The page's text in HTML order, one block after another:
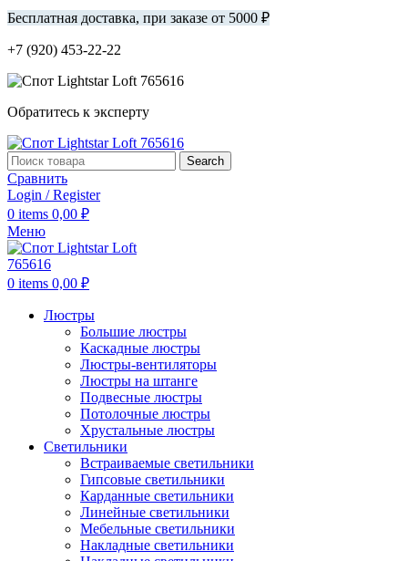
Бесплатная доставка, при заказе от 5000 ₽
+7 (920) 453-22-22
Обратитесь к эксперту
Search
Сравнить
Login / Register
0 items 0,00 ₽
Меню
0 items 0,00 ₽
Люстры
Большие люстры
Каскадные люстры
Люстры-вентиляторы
Люстры на штанге
Подвесные люстры
Потолочные люстры
Хрустальные люстры
Светильники
Встраиваемые светильники
Гипсовые светильники
Карданные светильники
Линейные светильники
Мебельные светильники
Накладные светильники